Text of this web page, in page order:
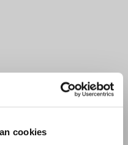
cookies